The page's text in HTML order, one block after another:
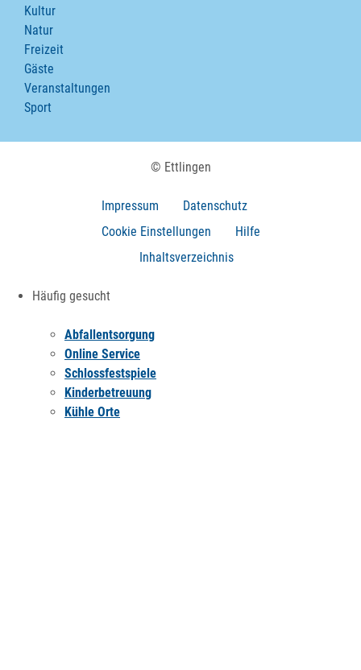
Kultur
Natur
Freizeit
Gäste
Veranstaltungen
Sport
© Ettlingen
Impressum
Datenschutz
Cookie Einstellungen
Hilfe
Inhaltsverzeichnis
Häufig gesucht
Abfallentsorgung
Online Service
Schlossfestspiele
Kinderbetreuung
Kühle Orte